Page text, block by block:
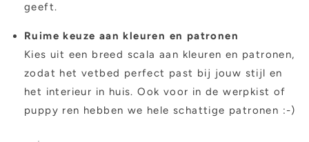
geeft.
Ruime keuze aan kleuren en patronen
Kies uit een breed scala aan kleuren en patronen,
zodat het vetbed perfect past bij jouw stijl en
het interieur in huis. Ook voor in de werpkist of
puppy ren hebben we hele schattige patronen :-)